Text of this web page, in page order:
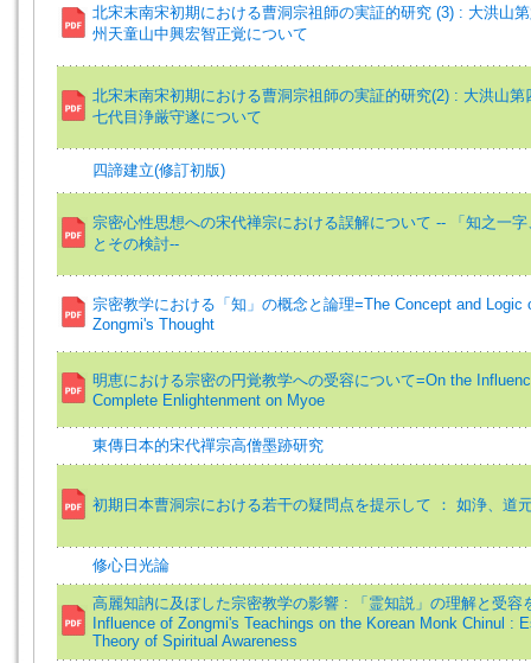
北宋末南宋初期における曹洞宗祖師の実証的研究 (3) : 大洪山
州天童山中興宏智正覚について
北宋末南宋初期における曹洞宗祖師の実証的研究(2) : 大洪山第
七代目浄厳守遂について
四諦建立(修訂初版)
宗密心性思想への宋代禅宗における誤解について -- 「知之一
とその検討--
宗密教学における「知」の概念と論理=The Concept and Logic
Zongmi's Thought
明恵における宗密の円覚教学への受容について=On the
Complete Enlightenment on Myoe
東傳日本的宋代禪宗高僧墨跡研究
初期日本曹洞宗における若干の疑問点を提示して ： 如浄、道
修心日光論
高麗知訥に及ぼした宗密教学の影響 : 「霊知説」の理解と受容
Influence of Zongmi's Teachings on the Korean Monk Chinul :
Theory of Spiritual Awareness